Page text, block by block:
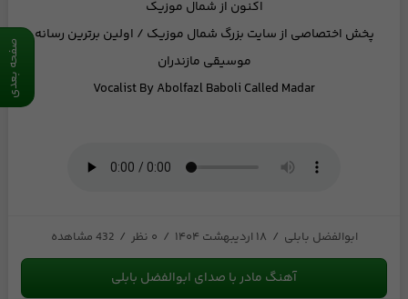
اکنون از شمال موزیک
پخش اختصاصی ازسایت بزرگ شمال موزیک / اولین برترین رسانه
موسیقی مازندران
Vocalist ByAbolfazl Baboli Called Madar
ابوالفضل بابلی / ۱۸ اردیبهشت ۱۴۰۴ / ۰ نظر / 432 مشاهده
آهنگ مادر با صدای ابوالفضل بابلی
صفحه بعدی